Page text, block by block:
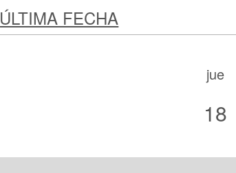
ÚLTIMA FECHA
jue
18